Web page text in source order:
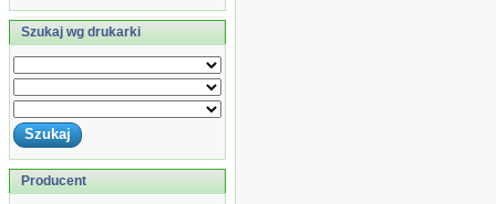
Szukaj wg drukarki
Producent